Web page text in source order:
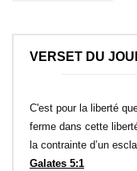
VERSET DU
C'est pour la liberté
ferme dans cette
la contrainte d’un
Galates 5:1